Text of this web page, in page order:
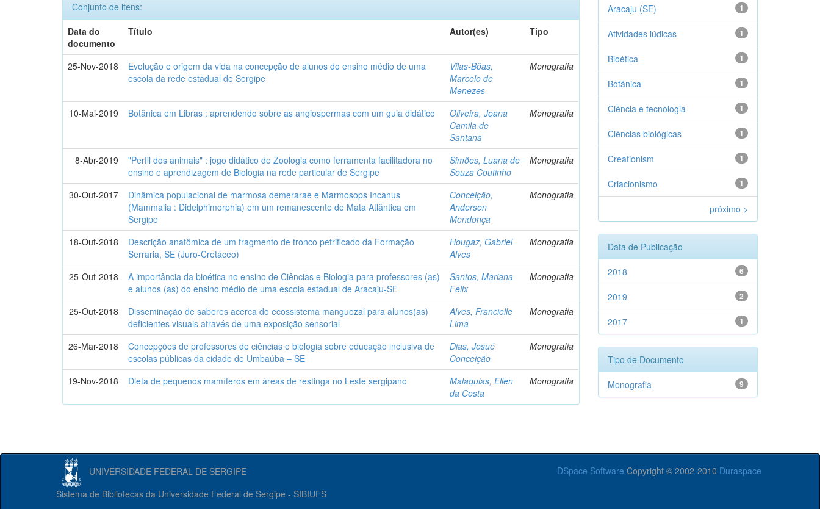
Conjunto de itens:
Data do
documento
Título Autor(es) Tipo
25-Nov-2018
Evolução e origem da vida na concepção de alunos do ensino médio de uma
escola da rede estadual de Sergipe
Vilas-Bôas,
Marcelo de
Menezes
Monografia
10-Mai-2019 Botânica em Libras : aprendendo sobre as angiospermas com um guia didático
Oliveira, Joana
Camila de
Santana
Monografia
8-Abr-2019
"Perfil dos animais" : jogo didático de Zoologia como ferramenta facilitadora no
ensino e aprendizagem de Biologia na rede particular de Sergipe
Simões, Luana de
Souza Coutinho
Monografia
30-Out-2017
Dinâmica populacional de marmosa demerarae e Marmosops Incanus
(Mammalia : Didelphimorphia) em um remanescente de Mata Atlântica em
Sergipe
Conceição,
Anderson
Mendonça
Monografia
18-Out-2018
Descrição anatômica de um fragmento de tronco petrificado da Formação
Serraria, SE (Juro-Cretáceo)
Hougaz, Gabriel
Alves
Monografia
25-Out-2018
A importância da bioética no ensino de Ciências e Biologia para professores (as)
e alunos (as) do ensino médio de uma escola estadual de Aracaju-SE
Santos, Mariana
Felix
Monografia
25-Out-2018
Disseminação de saberes acerca do ecossistema manguezal para alunos(as)
deficientes visuais através de uma exposição sensorial
Alves, Francielle
Lima
Monografia
26-Mar-2018
Concepções de professores de ciências e biologia sobre educação inclusiva de
escolas públicas da cidade de Umbaúba – SE
Dias, Josué
Conceição
Monografia
19-Nov-2018 Dieta de pequenos mamíferos em áreas de restinga no Leste sergipano
Malaquias, Ellen
da Costa
Monografia
1
Aracaju (SE)
1
Atividades lúdicas
1
Bioética
1
Botânica
1
Ciência e tecnologia
1
Ciências biológicas
1
Creationism
1
Criacionismo
próximo >
Data de Publicação
6
2018
2
2019
1
2017
Tipo de Documento
9
Monografia
UNIVERSIDADE FEDERAL DE SERGIPE DSpace Software Copyright © 2002-2010 Duraspace
Sistema de Bibliotecas da Universidade Federal de Sergipe - SIBIUFS